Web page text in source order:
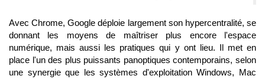
Avec Chrome, Google déploie largement son hypercentralité, se
donnant les moyens de maîtriser plus encore l'espace
numérique, mais aussi les pratiques qui y ont lieu. Il met en
place l'un des plus puissants panoptiques contemporains, selon
une synergie que les systèmes d'exploitation Windows, Mac